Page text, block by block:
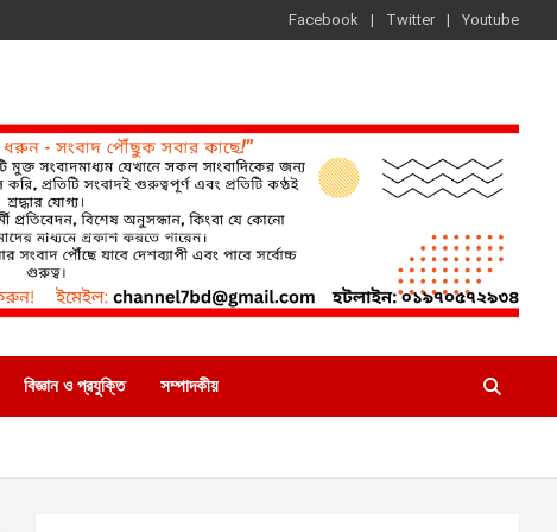
Facebook Twitter Youtube
বিজ্ঞান ও প্রযুক্তি সম্পাদকীয়